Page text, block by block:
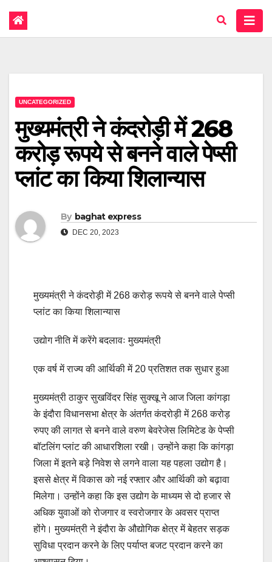
UNCATEGORIZED
मुख्यमंत्री ने कंदरोड़ी में 268
करोड़ रूपये से बनने वाले पेप्सी
प्लांट का किया शिलान्यास
By baghat express
DEC 20, 2023
मुख्यमंत्री ने कंदरोड़ी में 268 करोड़ रूपये से बनने वाले पेप्सी
प्लांट का किया शिलान्यास
उद्योग नीति में करेंगे बदलावः मुख्यमंत्री
एक वर्ष में राज्य की आर्थिकी में 20 प्रतिशत तक सुधार हुआ
मुख्यमंत्री ठाकुर सुखविंदर सिंह सुक्खू ने आज जिला कांगड़ा
के इंदौरा विधानसभा क्षेत्र के अंतर्गत कंदरोड़ी में 268 करोड़
रुपए की लागत से बनने वाले वरुण बेवरेजेस लिमिटेड के पेप्सी
बॉटलिंग प्लांट की आधारशिला रखी। उन्होंने कहा कि कांगड़ा
जिला में इतने बड़े निवेश से लगने वाला यह पहला उद्योग है।
इससे क्षेत्र में विकास को नई रफ्तार और आर्थिकी को बढ़ावा
मिलेगा। उन्होंने कहा कि इस उद्योग के माध्यम से दो हजार से
अधिक युवाओं को रोजगार व स्वरोजगार के अवसर प्राप्त
होंगे। मुख्यमंत्री ने इंदौरा के औद्योगिक क्षेत्र में बेहतर सड़क
सुविधा प्रदान करने के लिए पर्याप्त बजट प्रदान करने का